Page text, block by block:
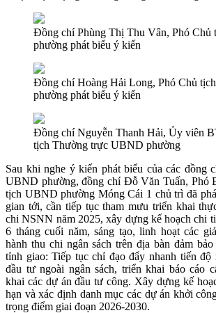
Đồng chí Phùng Thị Thu Vân, Phó
phường phát biểu ý kiến
Đồng chí Hoàng Hải Long, Phó Chủ
phường phát biểu ý kiến
Đồng chí Nguyễn Thanh Hải, Ủy viên
tịch Thường trực UBND phường
Sau khi nghe ý kiến phát biểu của các đồng
UBND phường, đồng chí Đỗ Văn Tuấn, Phó
tịch UBND phường Móng Cái 1 chủ trì đã
gian tới, cần tiếp tục tham mưu triển khai
chi NSNN năm 2025, xây dựng kế hoạch chi
6 tháng cuối năm, sáng tạo, linh hoạt các
hành thu chi ngân sách trên địa bàn đảm
tỉnh giao: Tiếp tục chỉ đạo đẩy nhanh tiến độ
đầu tư ngoài ngân sách, triển khai báo cáo
khai các dự án đầu tư công. Xây dựng kế
hạn và xác định danh mục các dự án khởi
trọng điểm giai đoạn 2026-2030.